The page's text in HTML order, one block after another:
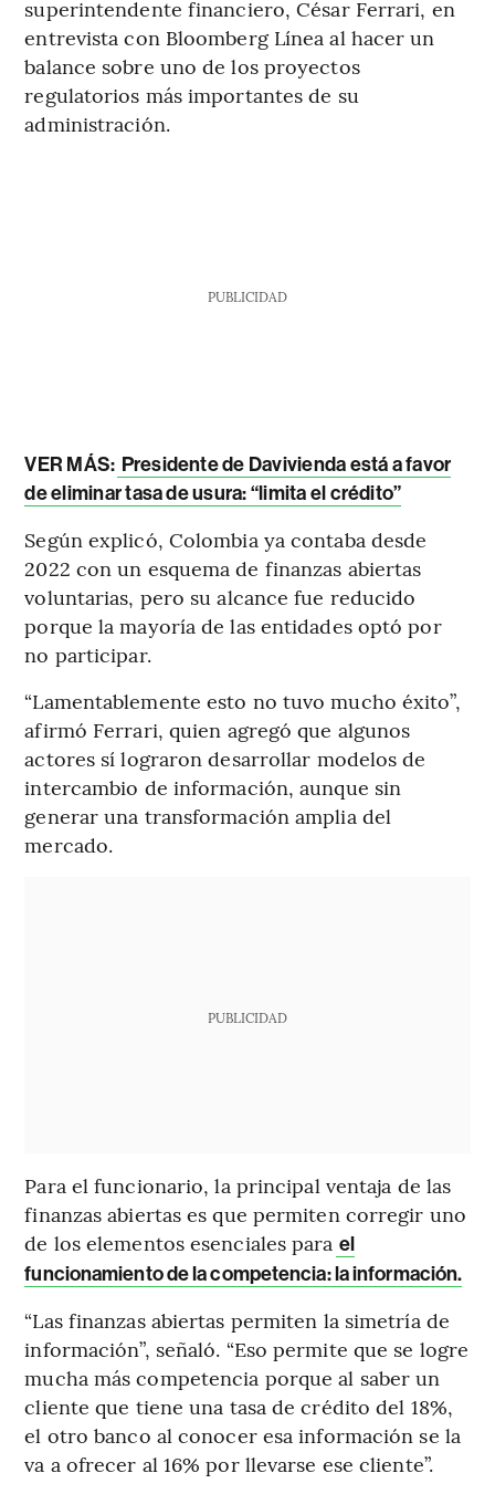
superintendente financiero, César Ferrari, en
entrevista con Bloomberg Línea al hacer un
balance sobre uno de los proyectos
regulatorios más importantes de su
administración.
PUBLICIDAD
VER MÁS: Presidente de Davivienda está a favor
de eliminar tasa de usura: “limita el crédito”
Según explicó, Colombia ya contaba desde
2022 con un esquema de finanzas abiertas
voluntarias, pero su alcance fue reducido
porque la mayoría de las entidades optó por
no participar.
“Lamentablemente esto no tuvo mucho éxito”,
afirmó Ferrari, quien agregó que algunos
actores sí lograron desarrollar modelos de
intercambio de información, aunque sin
generar una transformación amplia del
mercado.
PUBLICIDAD
Para el funcionario, la principal ventaja de las
finanzas abiertas es que permiten corregir uno
de los elementos esenciales para el
funcionamiento de la competencia: la información.
“Las finanzas abiertas permiten la simetría de
información”, señaló. “Eso permite que se logre
mucha más competencia porque al saber un
cliente que tiene una tasa de crédito del 18%,
el otro banco al conocer esa información se la
va a ofrecer al 16% por llevarse ese cliente”.